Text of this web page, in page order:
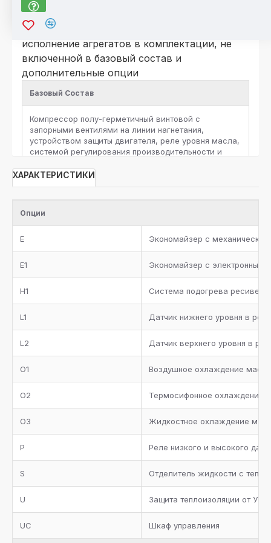
*Для компрессоров серии HSK\HSN
По отдельному запросу возможно
исполнение агрегатов в комплектации, не
включенной в базовый состав и
дополнительные опции
Базовый Состав
Компрессор полу-герметичный винтовой c
запорными вентилями на линии нагнетания,
устройством защиты двигателя, реле уровня масла,
системой регулирования производительности и
каждый компрессор
предохранительным клапаном, жидкостная линия с
электронным расширительным вентилем для
каждого контура хладагента
Кожух-трубный испаритель с теплоизоляцией, реле
протока, сервисные вентили для дренажа и сброса
воздуха
Трубопровод всасывания с теплоизоляцией
Металлическая окрашенная рама
Манометры высокого и низкого давления
Коллектор всасывания с теплоизоляцией
Два предохранительных клапана с трехходовым
вентилем на ресивере хладагента
Запорные вентили на агрегате
Отделитель масла с нагревателем, термостатом,
реле низкого уровня масла, предохранительным
ХАРАКТЕРИСТИКИ
Опции
E Экономайзер с
E1 Экономайзер с электронным
H1 Система подогрева ресивера
L1 Датчик нижнего уровня в
L2 Датчик верхнего уровня в
O1 Воздушное охлаждение масла
O2 Термосифонное охлаждение
O3 Жидкостное охлаждение
P Реле низкого и высокого
S Отделитель жидкости с
U Защита теплоизоляции от УФ
UC Шкаф управления